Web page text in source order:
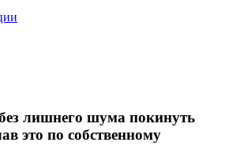
лишнего шума покинуть
это по собственному